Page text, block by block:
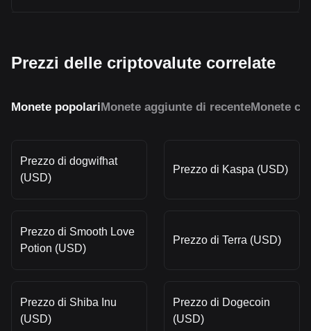
Prezzi delle criptovalute correlate
Monete popolariMonete aggiunte di recenteMonete
Prezzo di dogwifhat
(USD)
Prezzo di Kaspa (USD)
Prezzo di Smooth Love
Potion (USD)
Prezzo di Terra (USD)
Prezzo di Shiba Inu
(USD)
Prezzo di Dogecoin
(USD)